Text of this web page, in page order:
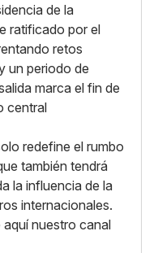
de la
ratificado por el
retos
un periodo de
marca el fin de
central
redefine el rumbo
también tendrá
la influencia de la
internacionales.
nuestro canal